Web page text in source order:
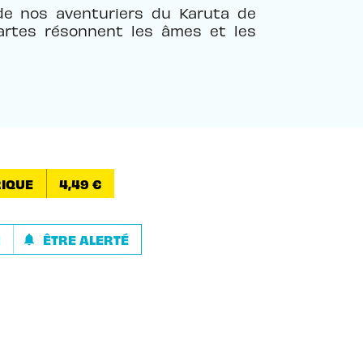
nos aventuriers du Karuta de
résonnent les âmes et les
4,49 €
notifications ÊTRE ALERTÉ